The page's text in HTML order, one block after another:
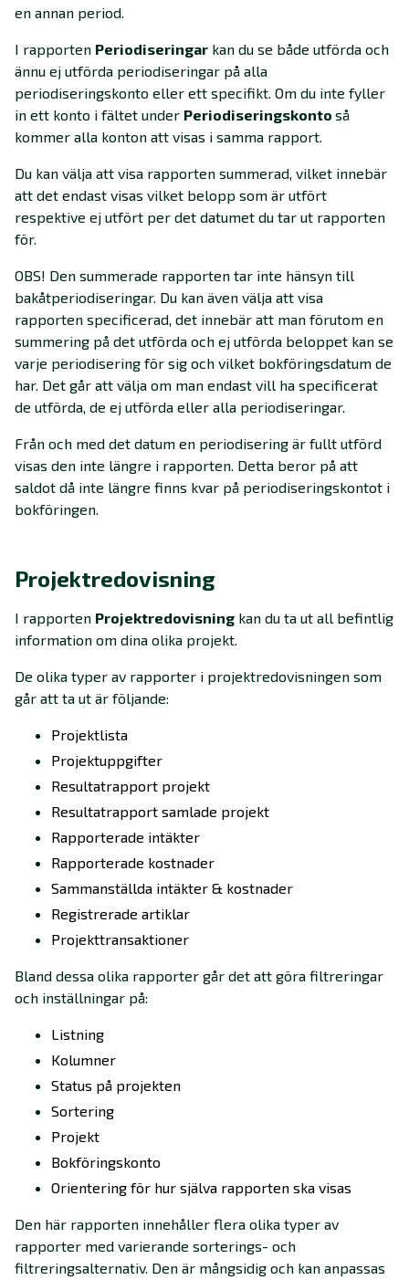
en annan period.
I rapporten Periodiseringar kan du se både utförda och
ännu ej utförda periodiseringar på alla
periodiseringskonto eller ett specifikt. Om du inte fyller
in ett konto i fältet under Periodiseringskonto så
kommer alla konton att visas i samma rapport.
Du kan välja att visa rapporten summerad, vilket innebär
att det endast visas vilket belopp som är utfört
respektive ej utfört per det datumet du tar ut rapporten
för.
OBS! Den summerade rapporten tar inte hänsyn till
bakåtperiodiseringar. Du kan även välja att visa
rapporten specificerad, det innebär att man förutom en
summering på det utförda och ej utförda beloppet kan se
varje periodisering för sig och vilket bokföringsdatum de
har. Det går att välja om man endast vill ha specificerat
de utförda, de ej utförda eller alla periodiseringar.
Från och med det datum en periodisering är fullt utförd
visas den inte längre i rapporten. Detta beror på att
saldot då inte längre finns kvar på periodiseringskontot i
bokföringen.
Projektredovisning
I rapporten Projektredovisning kan du ta ut all befintlig
information om dina olika projekt.
De olika typer av rapporter i projektredovisningen som
går att ta ut är följande:
Projektlista
Projektuppgifter
Resultatrapport projekt
Resultatrapport samlade projekt
Rapporterade intäkter
Rapporterade kostnader
Sammanställda intäkter & kostnader
Registrerade artiklar
Projekttransaktioner
Bland dessa olika rapporter går det att göra filtreringar
och inställningar på:
Listning
Kolumner
Status på projekten
Sortering
Projekt
Bokföringskonto
Orientering för hur själva rapporten ska visas
Den här rapporten innehåller flera olika typer av
rapporter med varierande sorterings- och
filtreringsalternativ. Den är mångsidig och kan anpassas